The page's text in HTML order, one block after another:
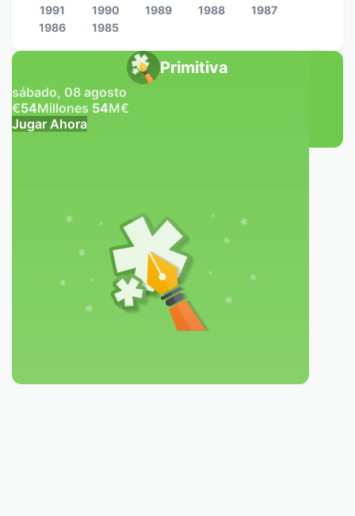
Primitiva
sábado, 08 agosto
€54Millones 54M€
Jugar Ahora
1991
1990 1989 1988
1987
1986
1985